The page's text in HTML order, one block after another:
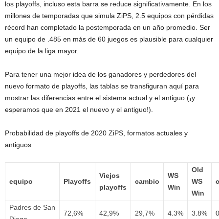
los playoffs, incluso esta barra se reduce significativamente. En los
millones de temporadas que simula ZiPS, 2.5 equipos con pérdidas
récord han completado la postemporada en un año promedio. Ser
un equipo de .485 en más de 60 juegos es plausible para cualquier
equipo de la liga mayor.
Para tener una mejor idea de los ganadores y perdedores del
nuevo formato de playoffs, las tablas se transfiguran aquí para
mostrar las diferencias entre el sistema actual y el antiguo (¡y
esperamos que en 2021 el nuevo y el antiguo!).
Probabilidad de playoffs de 2020 ZiPS, formatos actuales y
antiguos
equipo Playoffs
Viejos
playoffs
cambio
WS
Win
Old
WS
Win
Padres de San
72,6% 42,9% 29,7% 4.3% 3.8%